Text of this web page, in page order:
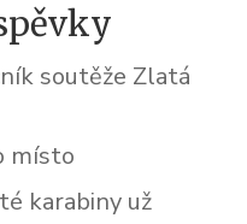
soutěže Zlatá
místo
karabiny už